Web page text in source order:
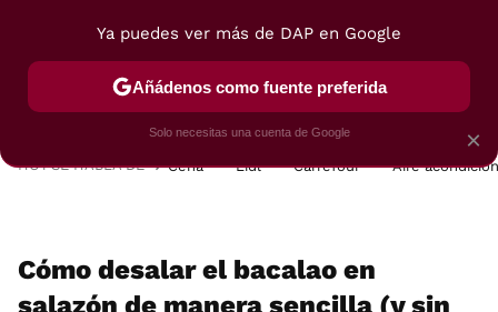
POSTRES VIAJES SELECCIÓN VEGUI
HOY SE HABLA DE Cena Lidl Carrefour Aire
Cómo desalar el bacalao en
salazón de manera sencilla (y sin
×
Ya puedes ver más de DAP en Google
Añádenos como fuente preferida
Solo necesitas una cuenta de Google